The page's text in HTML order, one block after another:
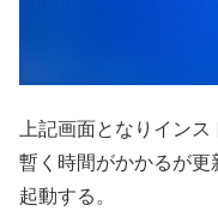
上記画面となりインス
暫く時間がかかるが
起動する。